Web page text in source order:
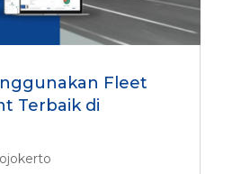
Fleet
Terbaik di